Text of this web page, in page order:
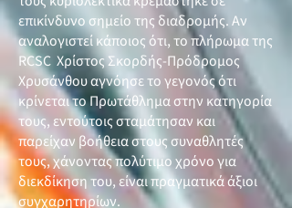
επικίνδυνο σημείο της διαδρομής. Αν
αναλογιστεί κάποιος ότι, το πλήρωμα της
RCSC Χρίστος Σκορδής-Πρόδρομος
Χρυσάνθου αγνόησε το γεγονός ότι
κρίνεται το Πρωτάθλημα στην κατηγορία
τους, εντούτοις σταμάτησαν και
παρείχαν βοήθεια στους συναθλητές
τους, χάνοντας πολύτιμο χρόνο για
διεκδίκηση του, είναι πραγματικά άξιοι
συγχαρητηρίων.